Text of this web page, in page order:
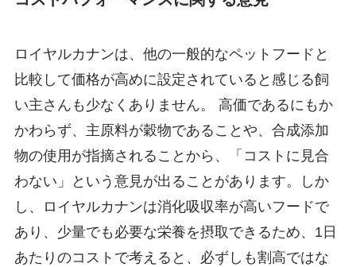
ロイヤルカナンは、他の一般的なペットフードと
比較して価格が高めに設定されていると感じる飼
い主さんも少なくありません。 高価であるにもか
かわらず、主原料が穀物であることや、合成添加
物の使用が指摘されることから、「コストに見合
わない」という意見が出ることがあります。しか
し、ロイヤルカナンは消化吸収率が高いフードで
あり、少量でも必要な栄養を摂取できるため、1日
あたりのコストで考えると、必ずしも割高ではな